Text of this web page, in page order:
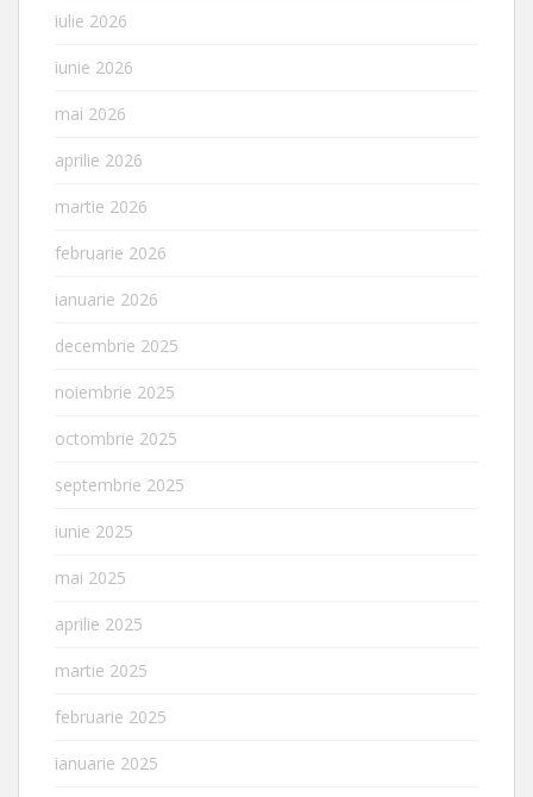
iulie 2026
iunie 2026
mai 2026
aprilie 2026
martie 2026
februarie 2026
ianuarie 2026
decembrie 2025
noiembrie 2025
octombrie 2025
septembrie 2025
iunie 2025
mai 2025
aprilie 2025
martie 2025
februarie 2025
ianuarie 2025